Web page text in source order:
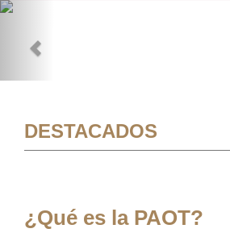
DESTACADOS
¿Qué es la PAOT?